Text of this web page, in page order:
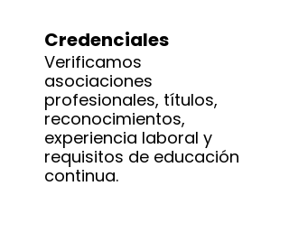
Credenciales
Verificamos
asociaciones
profesionales, títulos,
reconocimientos,
experiencia laboral y
requisitos de educación
continua.